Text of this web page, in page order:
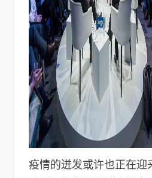
疫情的迸发或许也正在迎